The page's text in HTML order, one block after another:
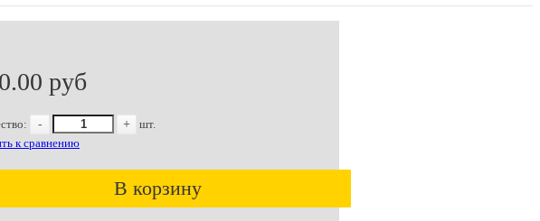
руб
- +
шт.
к сравнению
В корзину